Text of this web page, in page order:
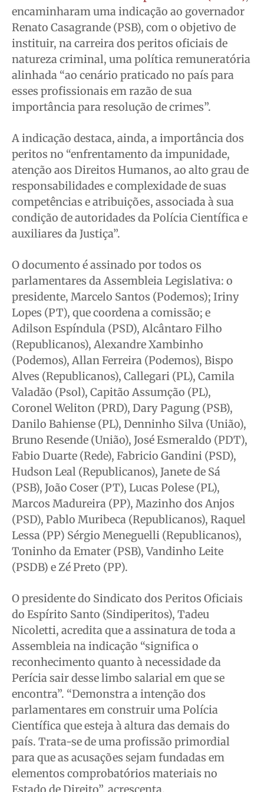
Quem Somos
Expediente
Contato
Anuncie
Termos de Uso
Privacidade
Quem Somos
Expediente
Contato
Anuncie
Termos de Uso
Privacidade
Quem Somos
Expediente
Contato
Anuncie
Termos de Uso
Privacidade
Quem Somos
Expediente
Contato
Anuncie
Termos de Uso
Privacidade
encaminharam uma indicação ao governador
Renato Casagrande (PSB), com o objetivo de
instituir, na carreira dos peritos oficiais de
natureza criminal, uma política remuneratória
alinhada “ao cenário praticado no país para
esses profissionais em razão de sua
importância para resolução de crimes”.
A indicação destaca, ainda, a importância dos
peritos no “enfrentamento da impunidade,
atenção aos Direitos Humanos, ao alto grau de
responsabilidades e complexidade de suas
competências e atribuições, associada à sua
condição de autoridades da Polícia Científica e
auxiliares da Justiça”.
O documento é assinado por todos os
parlamentares da Assembleia Legislativa: o
presidente, Marcelo Santos (Podemos); Iriny
Lopes (PT), que coordena a comissão; e
Adilson Espíndula (PSD), Alcântaro Filho
(Republicanos), Alexandre Xambinho
(Podemos), Allan Ferreira (Podemos), Bispo
Alves (Republicanos), Callegari (PL), Camila
Valadão (Psol), Capitão Assumção (PL),
Coronel Weliton (PRD), Dary Pagung (PSB),
Danilo Bahiense (PL), Denninho Silva (União),
Bruno Resende (União), José Esmeraldo (PDT),
Fabio Duarte (Rede), Fabricio Gandini (PSD),
Hudson Leal (Republicanos), Janete de Sá
(PSB), João Coser (PT), Lucas Polese (PL),
Marcos Madureira (PP), Mazinho dos Anjos
(PSD), Pablo Muribeca (Republicanos), Raquel
Lessa (PP) Sérgio Meneguelli (Republicanos),
Toninho da Emater (PSB), Vandinho Leite
(PSDB) e Zé Preto (PP).
O presidente do Sindicato dos Peritos Oficiais
do Espírito Santo (Sindiperitos), Tadeu
Nicoletti, acredita que a assinatura de toda a
Assembleia na indicação “significa o
reconhecimento quanto à necessidade da
Perícia sair desse limbo salarial em que se
encontra”. “Demonstra a intenção dos
parlamentares em construir uma Polícia
Científica que esteja à altura das demais do
país. Trata-se de uma profissão primordial
para que as acusações sejam fundadas em
elementos comprobatórios materiais no